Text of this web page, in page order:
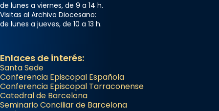
de lunes a viernes, de 9 a 14 h.
Visitas al Archivo Diocesano:
de lunes a jueves, de 10 a 13 h.
Enlaces de interés:
Santa Sede
Conferencia Episcopal Española
Conferencia Episcopal Tarraconense
Catedral de Barcelona
Seminario Conciliar de Barcelona